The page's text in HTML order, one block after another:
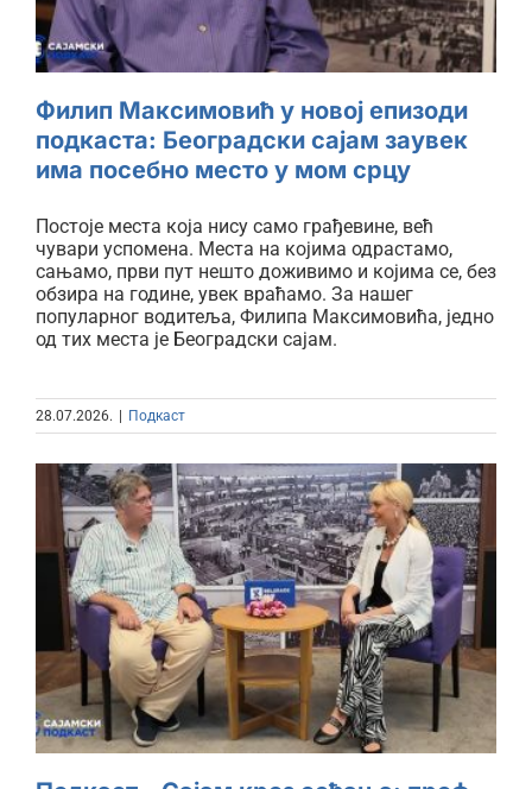
Филип Максимовић у новој епизоди
подкаста: Београдски сајам заувек
има посебно место у мом срцу
Постоје места која нису само грађевине, већ
чувари успомена. Места на којима одрастамо,
сањамо, први пут нешто доживимо и којима се, без
обзира на године, увек враћамо. За нашег
популарног водитеља, Филипа Максимовића, једно
од тих места је Београдски сајам.
28.07.2026. | Подкаст
Подкаст – Сајам кроз сећања:
проф. др Предраг Митровић